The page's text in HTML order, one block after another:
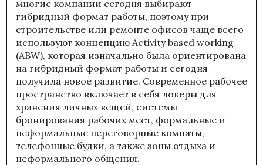
многие компании сегодня выбирают
гибридный формат работы, поэтому при
строительстве или ремонте офисов чаще всего
используют концепцию Activity based working
(ABW), которая изначально была ориентирована
на гибридный формат работы и сегодня
получила новое развитие. Современное рабочее
пространство включает в себя локеры для
хранения личных вещей, системы
бронирования рабочих мест, формальные и
неформальные переговорные комнаты,
телефонные будки, а также зоны отдыха и
неформального общения.